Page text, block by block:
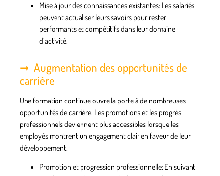
Mise à jour des connaissances existantes: Les salariés
peuvent actualiser leurs savoirs pour rester
performants et compétitifs dans leur domaine
d’activité.
Augmentation des opportunités de
carrière
Une formation continue ouvre la porte à de nombreuses
opportunités de carrière. Les promotions et les progrès
professionnels deviennent plus accessibles lorsque les
employés montrent un engagement clair en faveur de leur
développement.
Promotion et progression professionnelle: En suivant